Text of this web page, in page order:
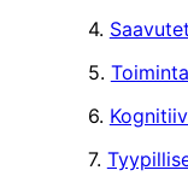
4.
5.
6.
7.